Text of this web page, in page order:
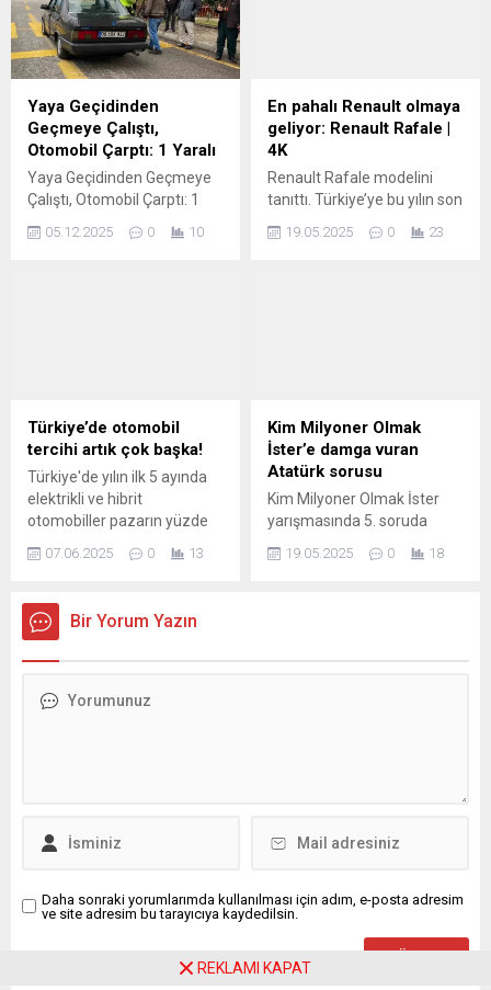
Özellikle Honda ve Toyota
gibi önde gelen üreticilerin
yeni nesil EV gücüne
yaptıkları yatırımlar, menzil
ve genel performans
açısından büyük kazanımlar
sağlayacak gelişen bir
teknolojiyi işaret ediyor: Katı
hal...
öğrenildi.
Yaya Geçidinden
Geçmeye Çalıştı,
Otomobil Çarptı: 1 Yaralı
Yaya Geçidinden Geçmeye
Çalıştı, Otomobil Çarptı: 1
Yaralı Kaza, Mimar Sinan
Mahallesi Mimar Sinan
savrulan yaya yere düşerek
yaralandı. Kazayı görenler
durumu 112 Acil...
05.12.2025 0 10
En pahalı Renault olmaya
geliyor: Renault Rafale |
4K
Renault Rafale modelini
tanıttı. Türkiye’ye bu yılın son
çeyreğinde gelecek olan
model markanın D
boy gösterecek olan
modelin 300 beygirlik 4×4
seçenegi de var.
19.05.2025 0 23
Türkiye’de otomobil
tercihi artık çok başka!
Türkiye'de yılın ilk 5 ayında
elektrikli ve hibrit
otomobiller pazarın yüzde
toplam satışları 169 bin
içerisinde plug-in hibrit,
geçen yılın aynı dönemine
adedine ulaştı.
07.06.2025 0 13
Kim Milyoner Olmak
İster’e damga vuran
Atatürk sorusu
Kim Milyoner Olmak İster
yarışmasında 5. soruda
yarışmacı herkesi şaşırttı.
19.05.2025 0 18
Bir Yorum Yazın
Daha sonraki yorumlarımda kullanılması için adım, e-posta adresim
ve site adresim bu tarayıcıya kaydedilsin.
REKLAMI KAPAT